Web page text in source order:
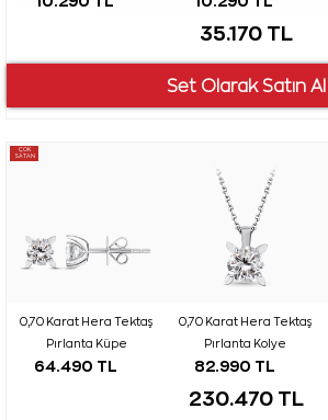
35.170 TL
ÇOK
SATAN
0,70 Karat Hera Tektaş
Pırlanta Küpe
64.490 TL
0,70 Karat Hera Tektaş
Pırlanta Kolye
82.990 TL
230.470 TL